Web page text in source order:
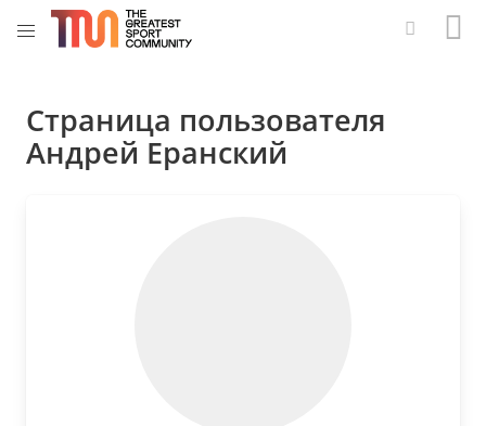
Страница пользователя
Андрей Еранский